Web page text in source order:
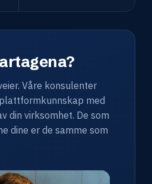
Våre konsulenter
med
din virksomhet. De som
dine er de samme som